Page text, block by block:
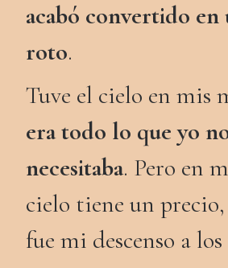
acabó convertido
roto.
Tuve el cielo en mis
era todo lo que yo
necesitaba. Pero en
cielo tiene un
fue mi descenso a